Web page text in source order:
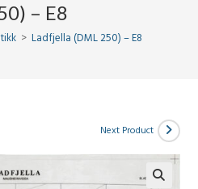
– E8
> Ladfjella (DML 250) – E8
Next Product